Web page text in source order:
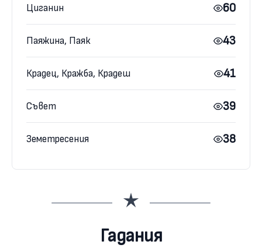
Циганин 60
Паяжина, Паяк 43
Крадец, Кражба, Крадеш 41
Съвет 39
Земетресения 38
Гадания